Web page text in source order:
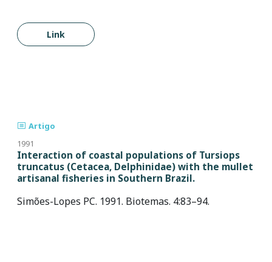
Link
Artigo
1991
Interaction of coastal populations of Tursiops
truncatus (Cetacea, Delphinidae) with the mullet
artisanal fisheries in Southern Brazil.
Simões-Lopes PC. 1991. Biotemas. 4:83–94.